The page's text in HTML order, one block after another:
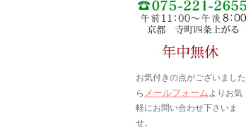
お気付きの点がございました
ら メールフォームよりお気
軽にお問い合わせ下さいま
せ。